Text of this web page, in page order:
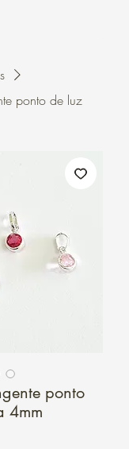
ponto de luz
ponto
4mm